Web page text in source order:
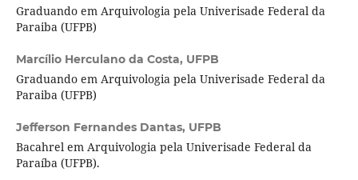
Graduando em Arquivologia pela Univerisade Federal da
Paraiba (UFPB)
Marcílio Herculano da Costa, UFPB
Graduando em Arquivologia pela Univerisade Federal da
Paraiba (UFPB)
Jefferson Fernandes Dantas, UFPB
Bacahrel em Arquivologia pela Univerisade Federal da
Paraíba (UFPB).